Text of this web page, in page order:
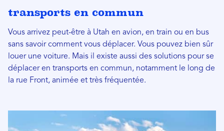
transports en commun
Vous arrivez peut-être à Utah en avion, en train ou en bus
sans savoir comment vous déplacer. Vous pouvez bien sûr
louer une voiture. Mais il existe aussi des solutions pour se
déplacer en transports en commun, notamment le long de
la rue Front, animée et très fréquentée.